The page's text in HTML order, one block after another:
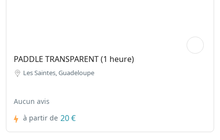
PADDLE TRANSPARENT (1 heure)
Les Saintes, Guadeloupe
Aucun avis
à partir de 20 €